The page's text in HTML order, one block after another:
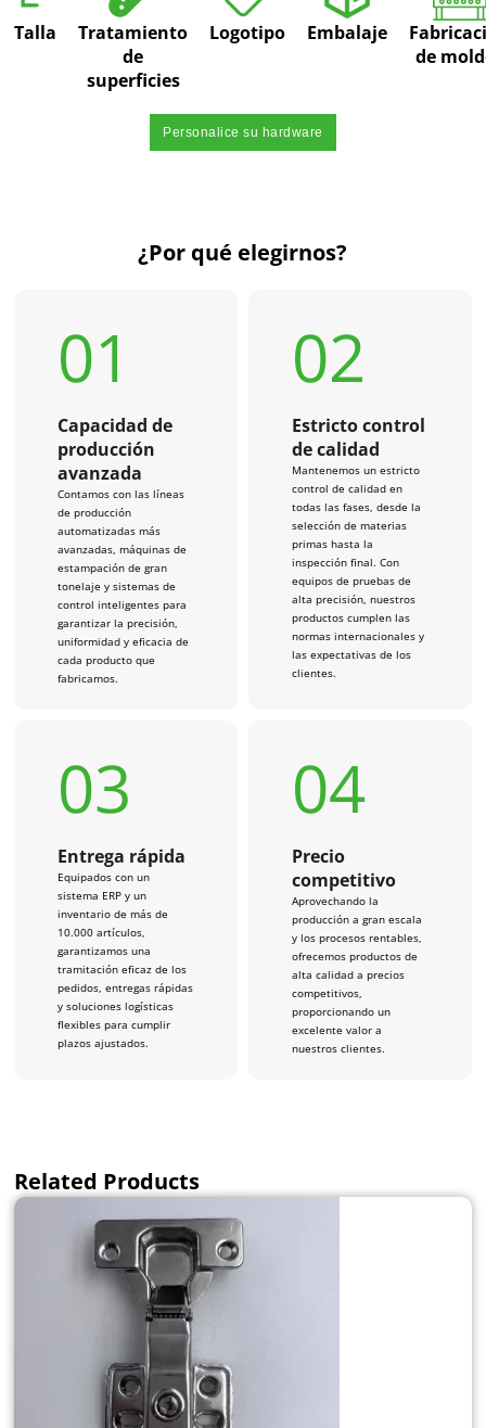
Talla
Tratamiento
de
superficies
Logotipo Embalaje
de
Personalice su hardware
¿Por qué elegirnos?
01
Capacidad de
producción
avanzada
Contamos con las líneas
de producción
automatizadas más
avanzadas, máquinas de
estampación de gran
tonelaje y sistemas de
control inteligentes para
garantizar la precisión,
uniformidad y eficacia de
cada producto que
fabricamos.
02
Estricto control
de calidad
Mantenemos un estricto
control de calidad en
todas las fases, desde la
selección de materias
primas hasta la
inspección final. Con
equipos de pruebas de
alta precisión, nuestros
productos cumplen las
normas internacionales y
las expectativas de los
clientes.
03
Entrega rápida
Equipados con un
sistema ERP y un
inventario de más de
10.000 artículos,
garantizamos una
tramitación eficaz de los
pedidos, entregas rápidas
y soluciones logísticas
flexibles para cumplir
plazos ajustados.
04
Precio
competitivo
Aprovechando la
producción a gran escala
y los procesos rentables,
ofrecemos productos de
alta calidad a precios
competitivos,
proporcionando un
excelente valor a
nuestros clientes.
Related Products